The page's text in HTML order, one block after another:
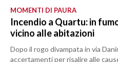
MOMENTI DI PAURA
Incendio a Quartu: in
vicino alle abitazioni
Dopo il rogo divampata in via
accertamenti per risalire alle